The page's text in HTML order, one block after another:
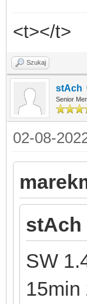
<t></t>
Szukaj
stAch
Senior
02-08-
stAch
SW
15min